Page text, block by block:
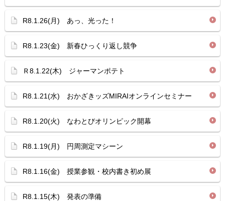
R8.1.26(月) あっ、光った！
R8.1.23(金) 新春ひっくり返し競争
Ｒ8.1.22(木) ジャーマンポテト
R8.1.21(水) おかざきッズMIRAIオンラインセミナー
R8.1.20(火) なわとびオリンピック開幕
R8.1.19(月) 円周測定マシーン
R8.1.16(金) 授業参観・校内書き初め展
R8.1.15(木) 発表の準備